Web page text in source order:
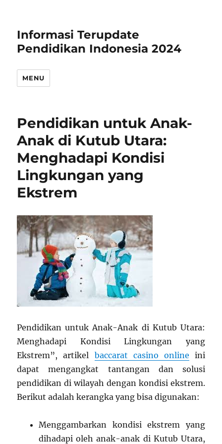
Informasi Terupdate
Pendidikan Indonesia 2024
MENU
Pendidikan untuk Anak-
Anak di Kutub Utara:
Menghadapi Kondisi
Lingkungan yang
Ekstrem
Pendidikan untuk Anak-Anak di Kutub Utara:
Menghadapi Kondisi Lingkungan yang
Ekstrem”, artikel baccarat casino online ini
dapat mengangkat tantangan dan solusi
pendidikan di wilayah dengan kondisi ekstrem.
Berikut adalah kerangka yang bisa digunakan:
Menggambarkan kondisi ekstrem yang
dihadapi oleh anak-anak di Kutub Utara,